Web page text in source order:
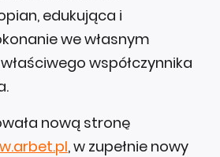
edukująca i
we własnym
współczynnika
nową stronę
, w zupełnie nowy